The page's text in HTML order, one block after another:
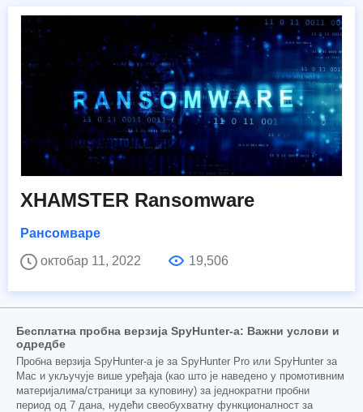
XHAMSTER Ransomware
Рансомваре
октобар 11, 2022
19,506
Бесплатна пробна верзија SpyHunter-а: Важни услови и
одредбе
Пробна верзија SpyHunter-а је за SpyHunter Pro или SpyHunter за
Mac и укључује више уређаја (као што је наведено у промотивним
материјалима/страници за куповину) за једнократни пробни
период од 7 дана, нудећи свеобухватну функционалност за